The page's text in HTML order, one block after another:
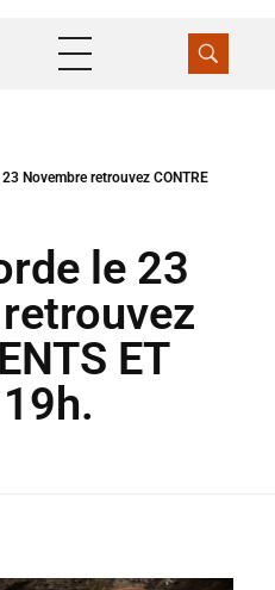
Novembre retrouvez CONTRE
le 23
ET